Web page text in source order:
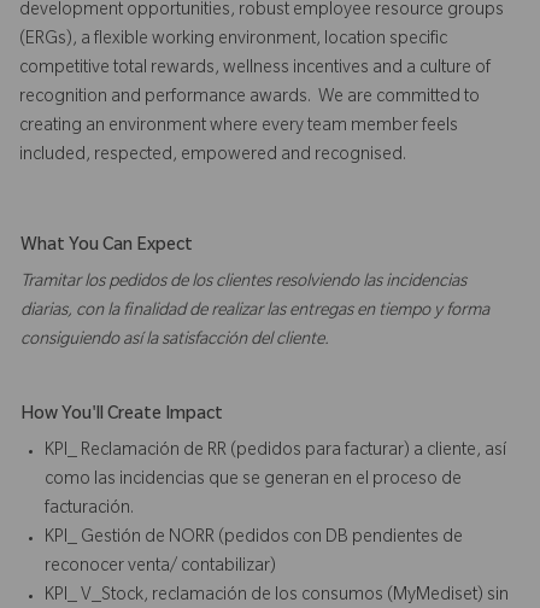
development opportunities, robust employee resource groups
(ERGs), a flexible working environment, location specific
competitive total rewards, wellness incentives and a culture of
recognition and performance awards. We are committed to
creating an environment where every team member feels
included, respected, empowered and recognised.
What You Can Expect
Tramitar los pedidos de los clientes resolviendo las incidencias
diarias, con la finalidad de realizar las entregas en tiempo y forma
consiguiendo así la satisfacción del cliente.
How You'll Create Impact
KPI_ Reclamación de RR (pedidos para facturar) a cliente, así
como las incidencias que se generan en el proceso de
facturación.
KPI_ Gestión de NORR (pedidos con DB pendientes de
reconocer venta/ contabilizar)
KPI_ V_Stock, reclamación de los consumos (MyMediset) sin